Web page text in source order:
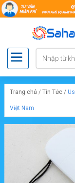
Trang chủ / Tin Tức /
Việt Nam